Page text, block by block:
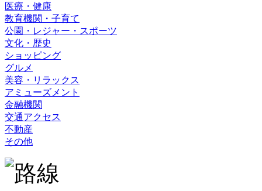
医療・健康
教育機関・子育て
公園・レジャー・スポーツ
文化・歴史
ショッピング
グルメ
美容・リラックス
アミューズメント
金融機関
交通アクセス
不動産
その他